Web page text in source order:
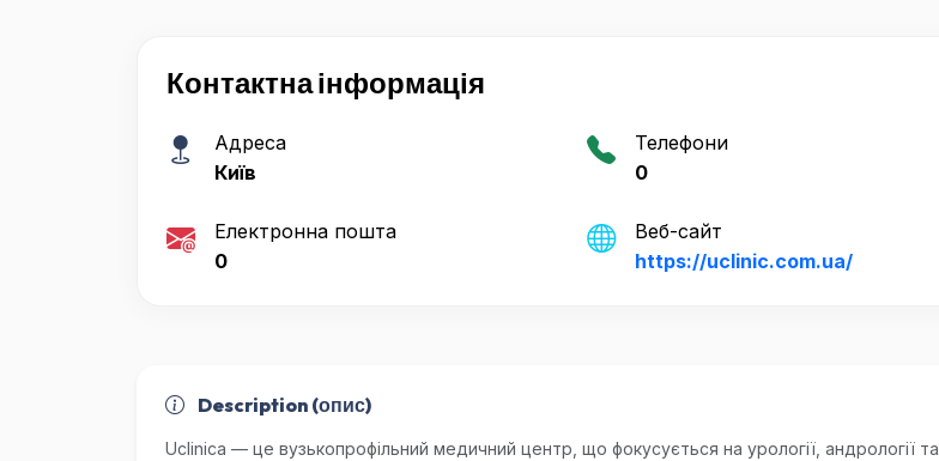
Контактна інформація
Адреса
Київ
Телефони
0
Електронна пошта
0
Веб-сайт
https://uclinic.com.ua/
Description (опис)
Uclinica — це вузькопрофільний медичний центр, що фокусується на урології, андрології та